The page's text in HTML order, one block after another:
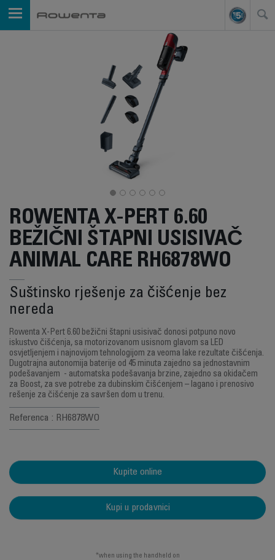
ROWENTA X-PERT 6.60
BEŽIČNI ŠTAPNI USISIVAČ
ANIMAL CARE RH6878WO
Suštinsko rješenje za čišćenje bez
nereda
Rowenta X-Pert 6.60 bežični štapni usisivač donosi potpuno novo
iskustvo čišćenja, sa motorizovanom usisnom glavom sa LED
osvjetljenjem i najnovijom tehnologijom za veoma lake rezultate čišćenja.
Dugotrajna autonomija baterije od 45 minuta zajedno sa jednostavnim
podešavanjem - automatska podešavanja brzine, zajedno sa okidačem
za Boost, za sve potrebe za dubinskim čišćenjem – lagano i prenosivo
rešenje za čišćenje za savršen dom u trenu.
Referenca : RH6878WO
Kupite online
Kupi u prodavnici
*when using the handheld on